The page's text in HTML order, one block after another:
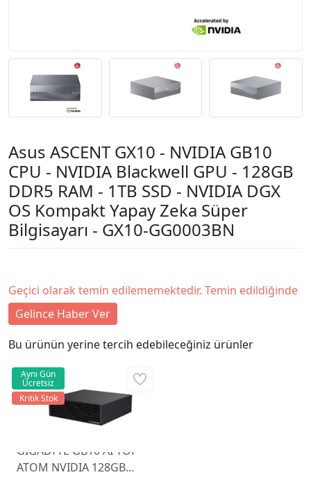
Asus ASCENT GX10 - NVIDIA GB10
CPU - NVIDIA Blackwell GPU - 128GB
DDR5 RAM - 1TB SSD - NVIDIA DGX
OS Kompakt Yapay Zeka Süper
Bilgisayarı - GX10-GG0003BN
Geçici olarak temin edilememektedir. Temin edildiğinde
Gelince Haber Ver
Bu ürünün yerine tercih edebileceğiniz ürünler
GIGABYTE GB10 AI TOP
ATOM NVIDIA 128GB
Aynı Gün
Ücretsiz
Kritik Stok